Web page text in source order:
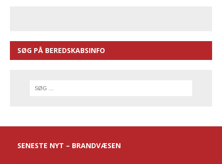
SØG PÅ BEREDSKABSINFO
SENESTE NYT – BRANDVÆSEN